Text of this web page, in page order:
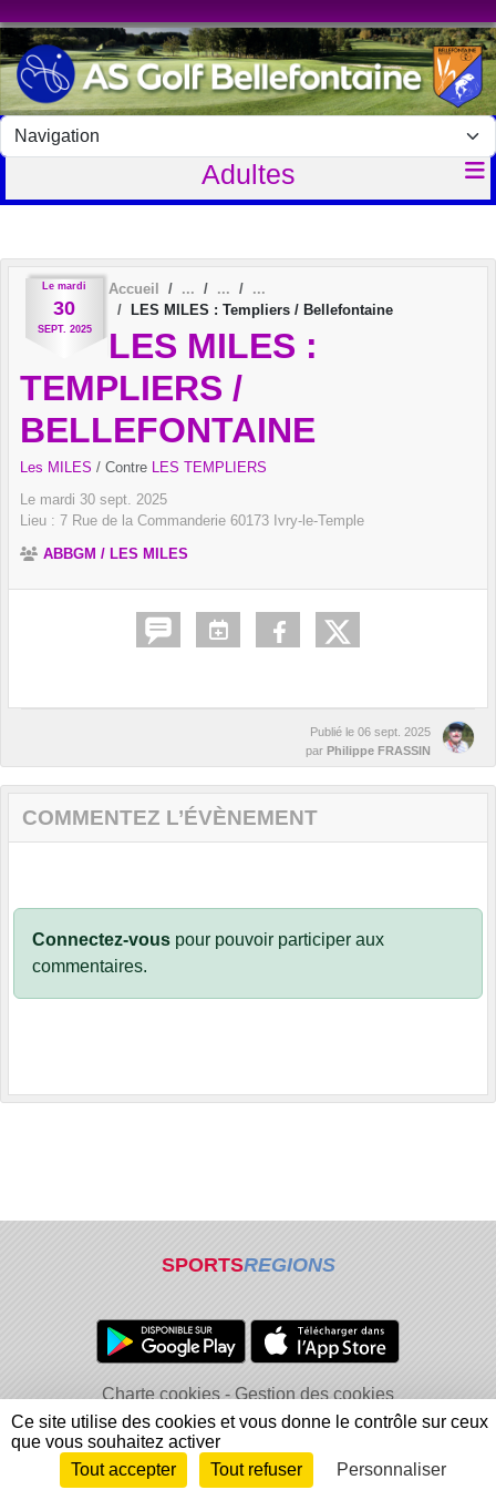
Adultes
Le mardi
30
SEPT. 2025
Accueil
LES MILES : Templiers / Bellefontaine
LES MILES :
TEMPLIERS /
BELLEFONTAINE
Les MILES / Contre LES TEMPLIERS
Le mardi 30 sept. 2025
Lieu : 7 Rue de la Commanderie 60173 Ivry-le-Temple
ABBGM / LES MILES
Publié le 06 sept. 2025
par Philippe FRASSIN
COMMENTEZ L’ÉVÈNEMENT
Connectez-vous pour pouvoir participer aux
commentaires.
SPORTSREGIONS
Charte cookies
Gestion des cookies
Informations légales
Signaler un contenu inapproprié
Envie de participer ? Connexion
Ce site utilise des cookies et vous donne le contrôle sur ceux
que vous souhaitez activer
Tout accepter
Tout refuser Personnaliser